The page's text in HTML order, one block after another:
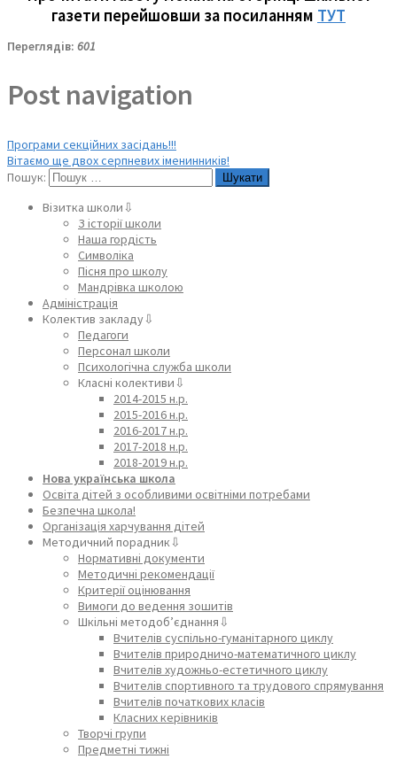
газети перейшовши за посиланням ТУТ
Переглядів: 601
Post navigation
Програми секційних засідань!!!
Вітаємо ще двох серпневих іменинників!
Пошук:
Візитка школи⇩
З історії школи
Наша гордість
Символіка
Пісня про школу
Мандрівка школою
Адміністрація
Колектив закладу⇩
Педагоги
Персонал школи
Психологічна служба школи
Класні колективи⇩
2014-2015 н.р.
2015-2016 н.р.
2016-2017 н.р.
2017-2018 н.р.
2018-2019 н.р.
Нова українська школа
Освіта дітей з особливими освітніми потребами
Безпечна школа!
Організація харчування дітей
Методичний порадник⇩
Нормативні документи
Методичні рекомендації
Критерії оцінювання
Вимоги до ведення зошитів
Шкільні методоб’єднання⇩
Вчителів суспільно-гуманітарного циклу
Вчителів природничо-математичного циклу
Вчителів художньо-естетичного циклу
Вчителів спортивного та трудового спрямування
Вчителів початкових класів
Класних керівників
Творчі групи
Предметні тижні